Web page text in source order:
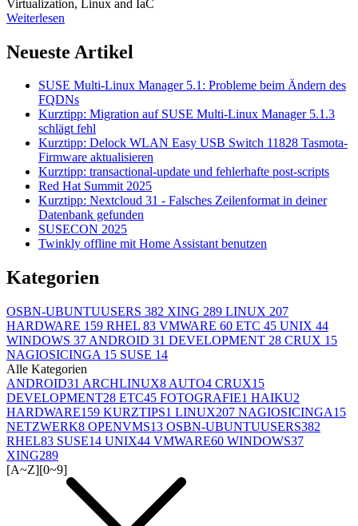
Virtualization, Linux and IaC
Weiterlesen
Neueste Artikel
SUSE Multi-Linux Manager 5.1: Probleme beim Ändern des
FQDNs
Kurztipp: Migration auf SUSE Multi-Linux Manager 5.1.3
schlägt fehl
Kurztipp: Delock WLAN Easy USB Switch 11828 Tasmota-
Firmware aktualisieren
Kurztipp: transactional-update und fehlerhafte post-scripts
Red Hat Summit 2025
Kurztipp: Nextcloud 31 - Falsches Zeilenformat in deiner
Datenbank gefunden
SUSECON 2025
Twinkly offline mit Home Assistant benutzen
Kategorien
OSBN-UBUNTUUSERS 382 XING 289 LINUX 207
HARDWARE 159 RHEL 83 VMWARE 60 ETC 45 UNIX 44
WINDOWS 37 ANDROID 31 DEVELOPMENT 28 CRUX 15
NAGIOSICINGA 15 SUSE 14
Alle Kategorien
ANDROID31 ARCHLINUX8 AUTO4 CRUX15
DEVELOPMENT28 ETC45 FOTOGRAFIE1 HAIKU2
HARDWARE159 KURZTIPS1 LINUX207 NAGIOSICINGA15
NETZWERK8 OPENVMS13 OSBN-UBUNTUUSERS382
RHEL83 SUSE14 UNIX44 VMWARE60 WINDOWS37
XING289
[A~Z][0~9]